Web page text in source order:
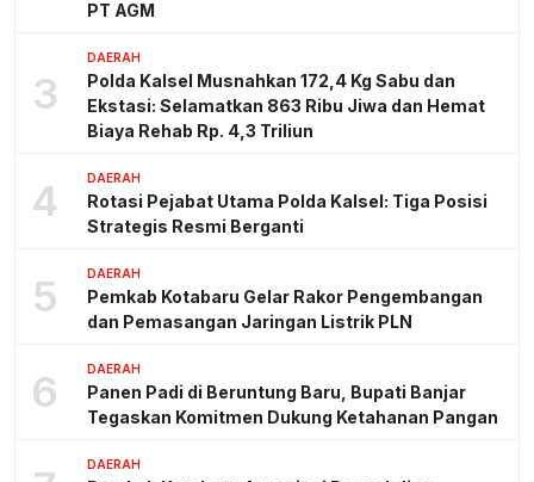
PT AGM
3
DAERAH
Polda Kalsel Musnahkan 172,4 Kg Sabu dan
Ekstasi: Selamatkan 863 Ribu Jiwa dan Hemat
Biaya Rehab Rp. 4,3 Triliun
4 DAERAH
Rotasi Pejabat Utama Polda Kalsel: Tiga Posisi
Strategis Resmi Berganti
5 DAERAH
Pemkab Kotabaru Gelar Rakor Pengembangan
dan Pemasangan Jaringan Listrik PLN
6 DAERAH
Panen Padi di Beruntung Baru, Bupati Banjar
Tegaskan Komitmen Dukung Ketahanan Pangan
DAERAH